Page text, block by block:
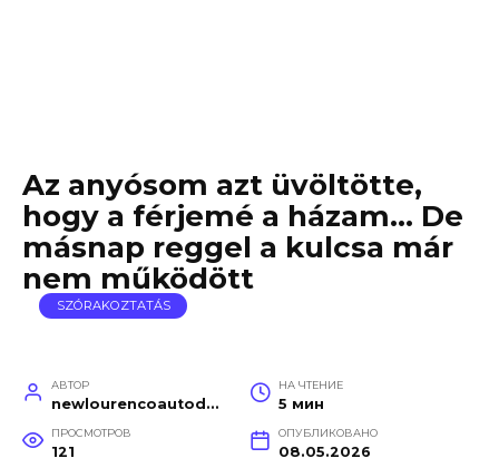
Az anyósom azt üvöltötte,
hogy a férjemé a házam… De
másnap reggel a kulcsa már
nem működött
SZÓRAKOZTATÁS
АВТОР
newlourencoautodetail
НА ЧТЕНИЕ
5 мин
ПРОСМОТРОВ
121
ОПУБЛИКОВАНО
08.05.2026